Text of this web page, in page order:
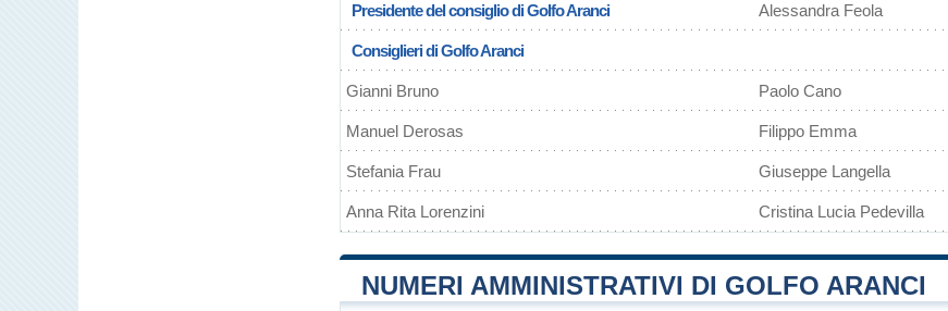
Presidente del consiglio di Golfo Aranci Alessandra Feola
Consiglieri di Golfo Aranci
Gianni Bruno Paolo Cano
Manuel Derosas Filippo Emma
Stefania Frau Giuseppe Langella
Anna Rita Lorenzini Cristina Lucia Pedevilla
NUMERI AMMINISTRATIVI DI GOLFO ARANCI